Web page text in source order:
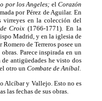
por los Angeles; elCorazón
por Pérez de Aguilar. En
virreyes en la colección del
Croix (1766-1771). En la
Madrid, y en la iglesia de
Romero de Terreros posee un
Parece inspirada en un
antigüedades he visto dos
otro un Combate de Aníbal.
Alcíbar y Vallejo. Esto no es
las fechas de sus obras.